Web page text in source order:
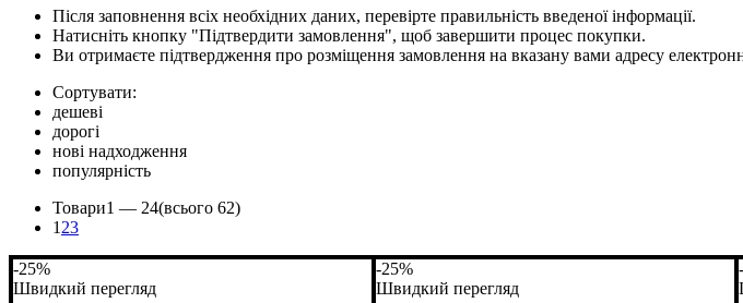
Після заповнення всіх необхідних даних, перевірте правильність введеної інформації.
Натисніть кнопку "Підтвердити замовлення", щоб завершити процес покупки.
Ви отримаєте підтвердження про розміщення замовлення на вказану вами адресу
Сортувати:
дешеві
дорогі
нові надходження
популярність
Товари1 — 24(всього 62)
1 23
-25%
Швидкий перегляд
-25%
Швидкий перегляд